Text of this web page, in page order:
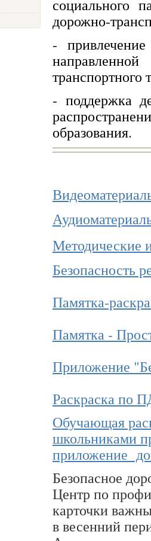
социального
дорожно-
-
транспортного
- поддержка
образования.
Методические
Безопасность
Памятка-
Памятка -
Приложение
Раскраска по
Обучающая
школьниками
приложение
Безопасное
Центр по
карточки
в весенний